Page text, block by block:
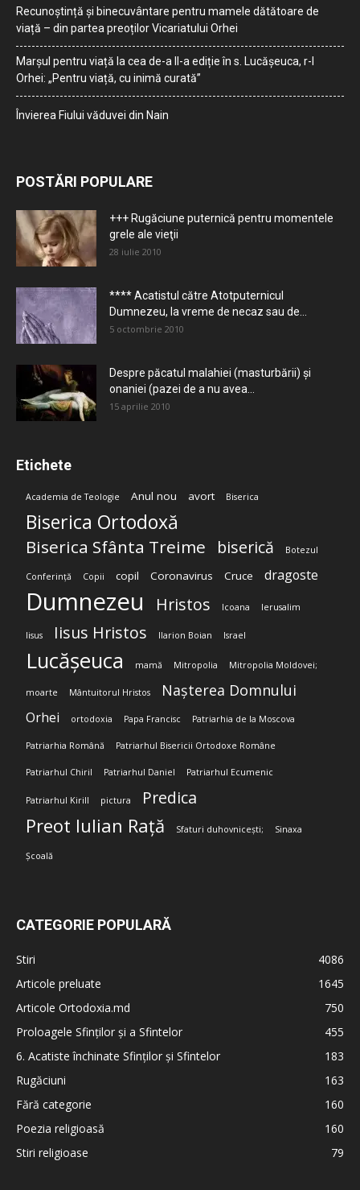
Recunoștință și binecuvântare pentru mamele dătătoare de
viață – din partea preoților Vicariatului Orhei
Marșul pentru viață la cea de-a II-a ediție în s. Lucășeuca, r-l
Orhei: „Pentru viață, cu inimă curată”
Învierea Fiului văduvei din Nain
POSTĂRI POPULARE
+++ Rugăciune puternică pentru momentele
grele ale vieţii
28 iulie 2010
**** Acatistul către Atotputernicul
Dumnezeu, la vreme de necaz sau de...
5 octombrie 2010
Despre păcatul malahiei (masturbării) şi
onaniei (pazei de a nu avea...
15 aprilie 2010
Etichete
Academia de Teologie Anul nou avort Biserica
Biserica Ortodoxă
Biserica Sfânta Treime biserică Botezul
Conferință Copii copil Coronavirus Cruce dragoste
Dumnezeu Hristos Icoana Ierusalim
Iisus Iisus Hristos Ilarion Boian Israel
Lucășeuca mamă Mitropolia Mitropolia Moldovei;
moarte Mântuitorul Hristos Nașterea Domnului
Orhei ortodoxia Papa Francisc Patriarhia de la Moscova
Patriarhia Română Patriarhul Bisericii Ortodoxe Române
Patriarhul Chiril Patriarhul Daniel Patriarhul Ecumenic
Patriarhul Kirill pictura Predica
Preot Iulian Rață Sfaturi duhovnicești; Sinaxa
Școală
CATEGORIE POPULARĂ
Stiri
4086
Articole preluate
1645
Articole Ortodoxia.md
750
Proloagele Sfinților și a Sfintelor
455
6. Acatiste închinate Sfinților și Sfintelor
183
Rugăciuni
163
Fără categorie
160
Poezia religioasă
160
Stiri religioase
79